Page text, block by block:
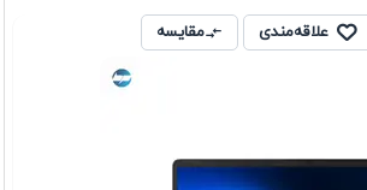
علاقه‌مندی مقایسه